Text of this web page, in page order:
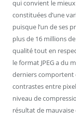
qui convient le
constituées d’une
puisque l’un de ses
plus de 16 millions
qualité tout en
le format JPEG a du
derniers comportent
contrastes entre
niveau de
résultat de mauvaise